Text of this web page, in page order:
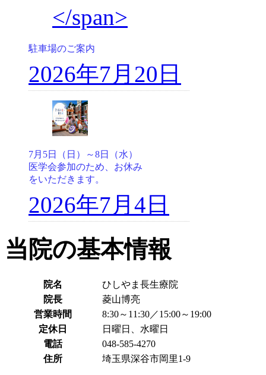
駐車場のご案内
2026年7月20日
7月5日（日）～8日（水）
医学会参加のため、お休み
をいただきます。
2026年7月4日
当院の基本情報
院名
ひしやま長生療院
院長
菱山博亮
営業時間
8:30～11:30／15:00～19:00
定休日
日曜日、水曜日
電話
048-585-4270
住所
埼玉県深谷市岡里1-9